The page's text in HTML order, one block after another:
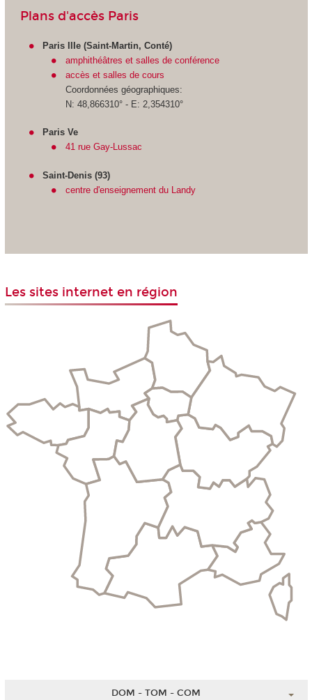
Plans d'accès Paris
Paris IIIe (Saint-Martin, Conté)
amphithéâtres et salles de conférence
accès et salles de cours
Coordonnées géographiques:
N: 48,866310° - E: 2,354310°
Paris Ve
41 rue Gay-Lussac
Saint-Denis (93)
centre d'enseignement du Landy
Les sites internet en région
DOM - TOM - COM